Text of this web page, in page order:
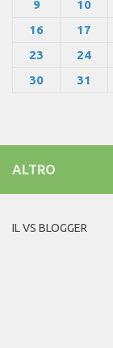
9
10
16
17
23
24
30
31
ALTRO
IL VS BLOGGER